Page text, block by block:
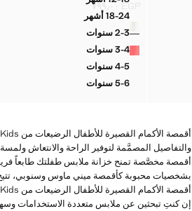
تيشيرت سادة بعقدة ديكورية
18-24 أشهرتيشيرت سادة بعقدة ديكورية
2-3 سنوات تيشيرت سادة بعقدة ديكورية
3-4 سنوات تيشيرت سادة بعقدة ديكورية
4-5 سنوات تيشيرت سادة بعقدة ديكورية
5-6 سنوات تيشيرت سادة بعقدة ديكورية
السعر الحالي [EGP ٧٩٩٫٠٠ ]
EGP ٧٩٩٫٠٠
الألوان
والتفاصيل المصمَّمة لتوفير الراحة والانتعاش
أقمصة مخصَّصة تمنح خزانة ملابس طفلتك طابعاً
بشخصيات محبوبة كأقمصة ميني ماوس وسنوبي، تتيح
إن كنتِ تبحثين عن ملابس متعددة الاستخدامات